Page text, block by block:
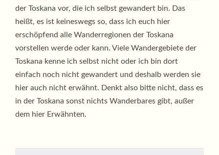
der Toskana vor, die ich selbst gewandert bin. Das
heißt, es ist keineswegs so, dass ich euch hier
erschöpfend alle Wanderregionen der Toskana
vorstellen werde oder kann. Viele Wandergebiete der
Toskana kenne ich selbst nicht oder ich bin dort
einfach noch nicht gewandert und deshalb werden sie
hier auch nicht erwähnt. Denkt also bitte nicht, dass es
in der Toskana sonst nichts Wanderbares gibt, außer
dem hier Erwähnten.